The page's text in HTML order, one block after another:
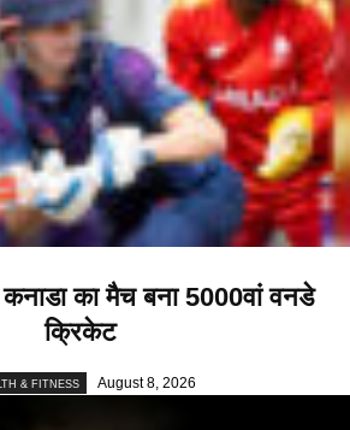
का मैच बना 5000वां वनडे
क्रिकेट
& FITNESS August 8, 2026